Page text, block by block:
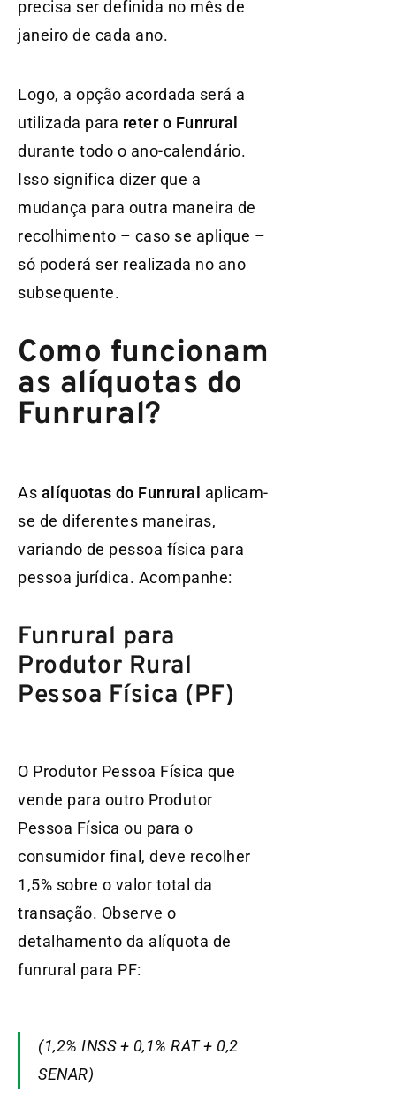
precisa ser definida no mês de
janeiro de cada ano.
Logo, a opção acordada será a
utilizada para reter o Funrural
durante todo o ano-calendário.
Isso significa dizer que a
mudança para outra maneira de
recolhimento – caso se aplique –
só poderá ser realizada no ano
subsequente.
Como funcionam
as alíquotas do
Funrural?
As alíquotas do Funrural aplicam-
se de diferentes maneiras,
variando de pessoa física para
pessoa jurídica. Acompanhe:
Funrural para
Produtor Rural
Pessoa Física (PF)
O Produtor Pessoa Física que
vende para outro Produtor
Pessoa Física ou para o
consumidor final, deve recolher
1,5% sobre o valor total da
transação. Observe o
detalhamento da alíquota de
funrural para PF:
(1,2% INSS + 0,1% RAT + 0,2
SENAR)